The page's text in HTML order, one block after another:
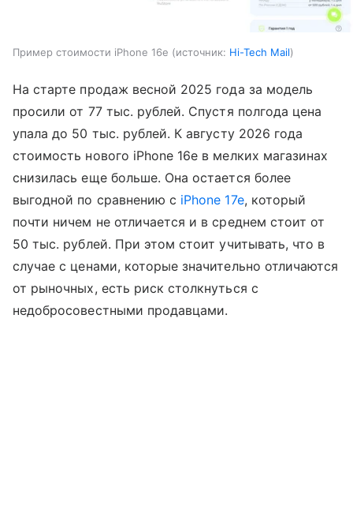
Пример стоимости iPhone 16e источник: Hi-Tech Mail
На старте продаж весной 2025 года за модель
просили от 77 тыс. рублей. Спустя полгода цена
упала до 50 тыс. рублей. К августу 2026 года
стоимость нового iPhone 16e в мелких магазинах
снизилась еще больше. Она остается более
выгодной по сравнению с iPhone 17e, который
почти ничем не отличается и в среднем стоит от
50 тыс. рублей. При этом стоит учитывать, что в
случае с ценами, которые значительно отличаются
от рыночных, есть риск столкнуться с
недобросовестными продавцами.